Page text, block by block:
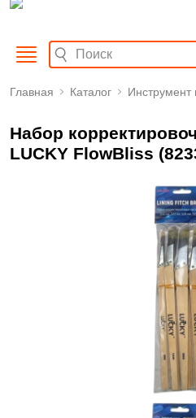
Главная Каталог Инструмент
Набор
LUCKY FlowBliss